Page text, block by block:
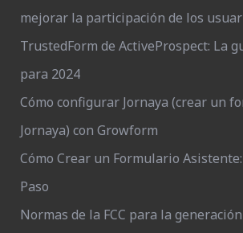
mejorar la participación de los
TrustedForm de ActiveProspect: La
para 2024
Cómo configurar Jornaya (crear un
Jornaya) con Growform
Cómo Crear un Formulario
Paso
Normas de la FCC para la